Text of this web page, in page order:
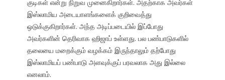
குடிகள் என்று நிறுவ முனைகிறார்கள். அதற்காக அவர்கள்
இஸ்லாமிய அடையாளங்களைக் குறிவைத்து
ஒடுக்குகிறார்கள். அந்த அடிப்படையில் இப்போது
அவர்களின் தெரிவாக ஹிஜாப் உள்ளது. பல பண்பாடுகளில்
தலையை மறைக்கும் வழக்கம் இருந்தாலும் தற்போது
இஸ்லாமியப் பண்பாடு அளவுக்குப் பரவலாக அது இல்லை
எனலாம்.